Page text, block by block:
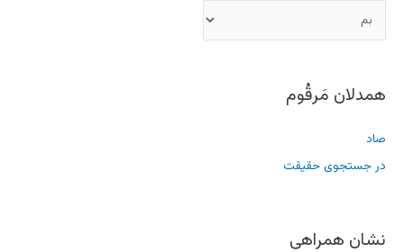
همدلان مَرقُوم
صاد
در جستجوی حقیقت
نشان همراهی